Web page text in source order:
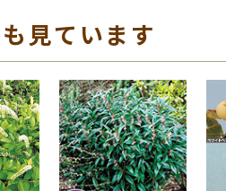
見ています